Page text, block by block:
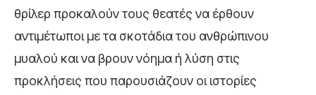
θρίλερ προκαλούν τους θεατές να έρθουν
αντιμέτωποι με τα σκοτάδια του ανθρώπινου
μυαλού και να βρουν νόημα ή λύση στις
προκλήσεις που παρουσιάζουν οι ιστορίες